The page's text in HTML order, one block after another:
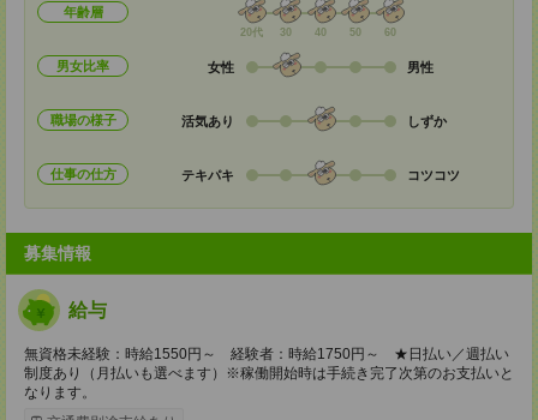
年齢層
20代 30 40 50 60
男女比率 女性 男性
職場の様子 活気あり しずか
仕事の仕方 テキパキ コツコツ
募集情報
給与
無資格未経験：時給1550円～ 経験者：時給1750円～ ★日払い／週払い
制度あり（月払いも選べます）※稼働開始時は手続き完了次第のお支払いと
なります。